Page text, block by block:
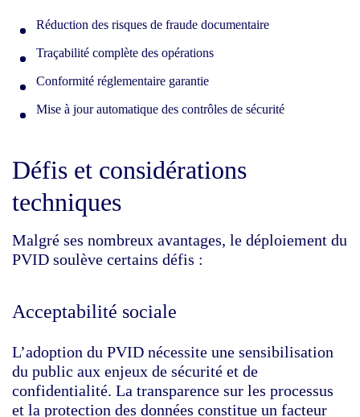
Réduction des risques de fraude documentaire
Traçabilité complète des opérations
Conformité réglementaire garantie
Mise à jour automatique des contrôles de sécurité
Défis et considérations
techniques
Malgré ses nombreux avantages, le déploiement du
PVID soulève certains défis :
Acceptabilité sociale
L’adoption du PVID nécessite une sensibilisation
du public aux enjeux de sécurité et de
confidentialité. La transparence sur les processus
et la protection des données constitue un facteur